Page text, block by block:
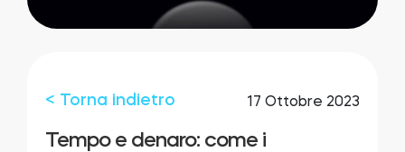
< Torna indietro 17 Ottobre 2023
Tempo e denaro: come i